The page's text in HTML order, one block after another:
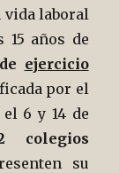
vida laboral
15 años de
ejercicio
por el
6 y 14 de
su